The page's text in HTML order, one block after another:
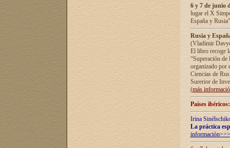
6 y 7 de junio
lugar el X
España y
Rusia y
(Vladímir
El libro recoge
“Superación
organizado por
Ciencias de
Surerior de
(más
Países
Irina
La práctica
información>>>